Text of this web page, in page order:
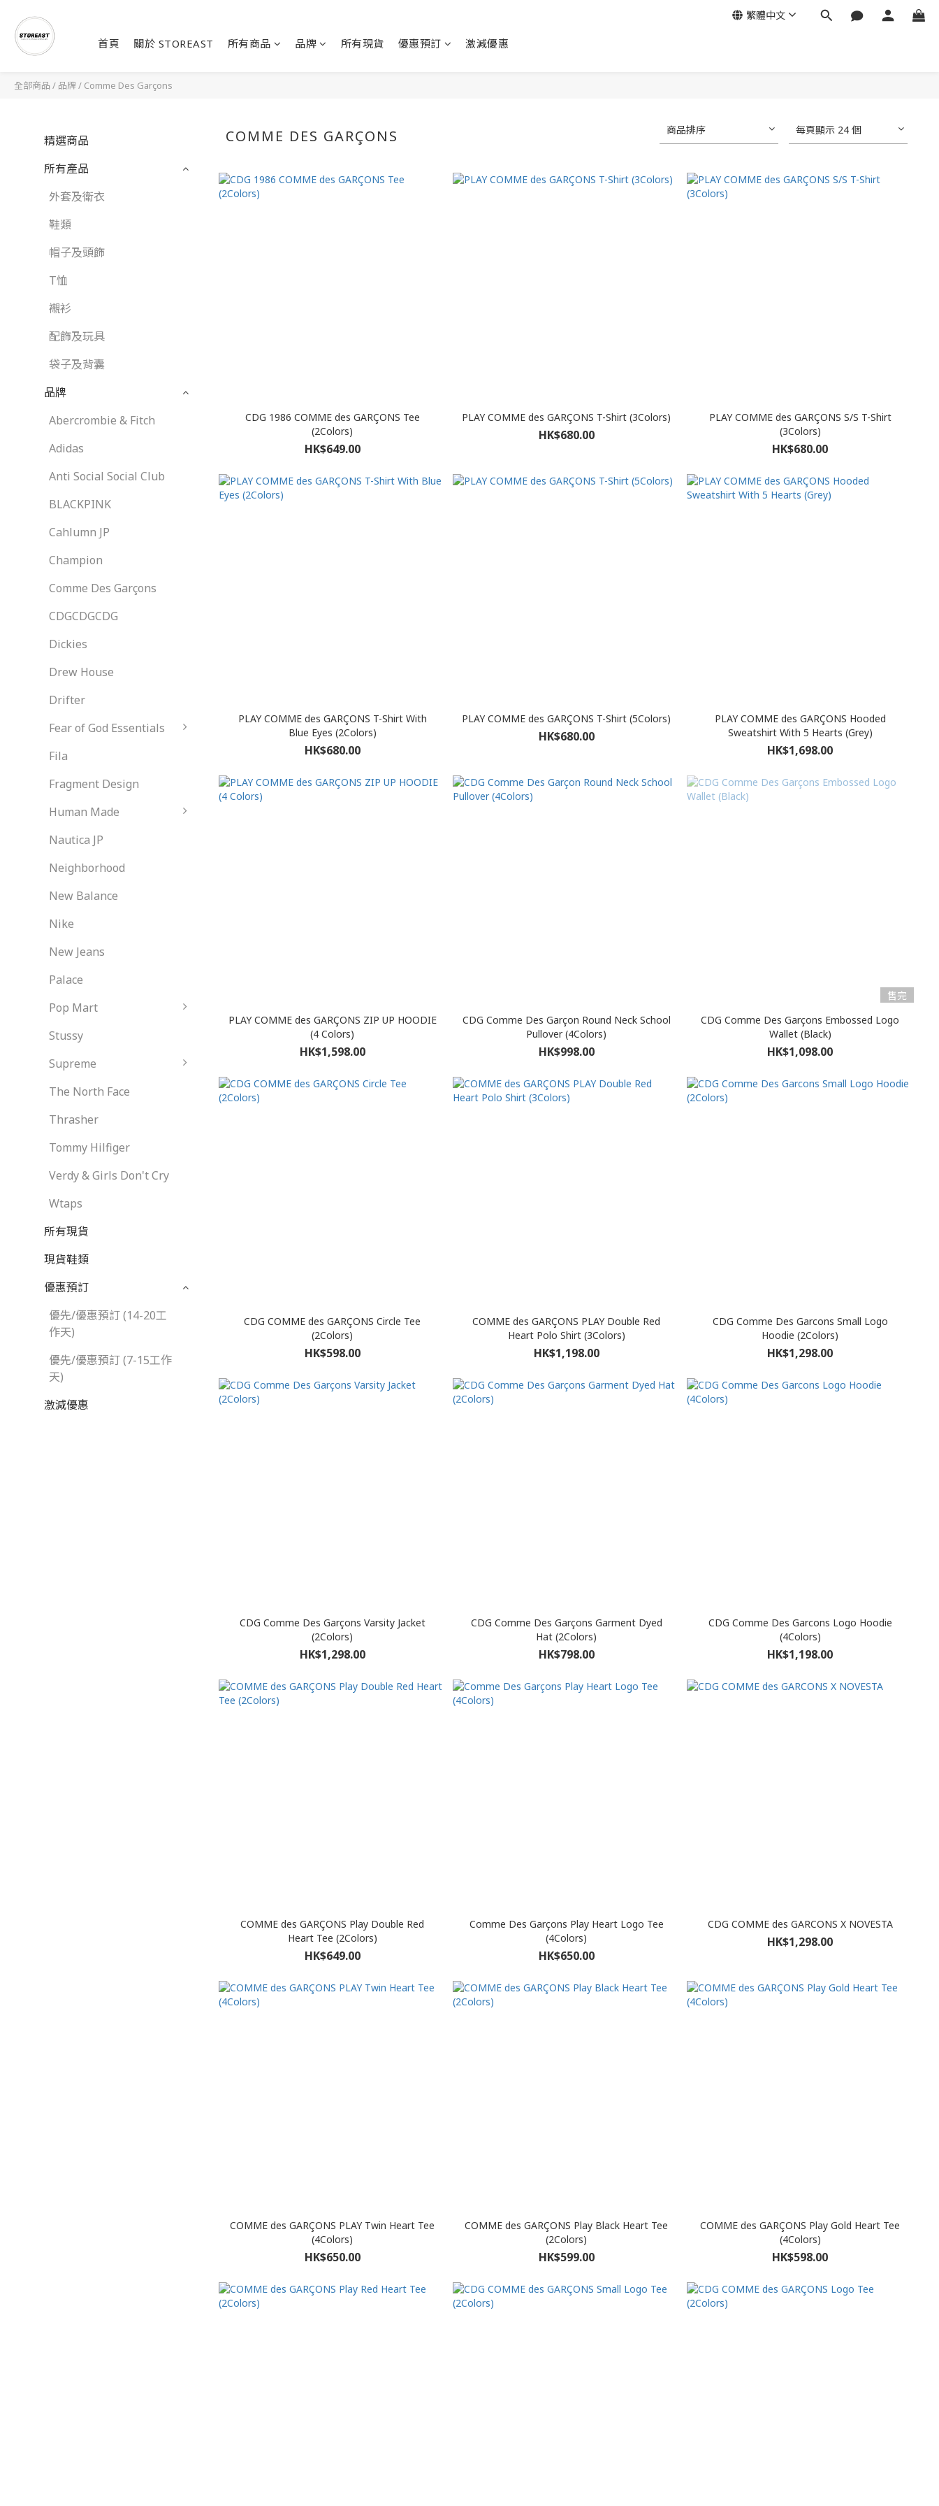
首頁 關於 STOREAST 所有商品 品牌 所有現貨 優惠預訂 激減優惠
繁體中文
全部商品 / 品牌/ Comme Des Garçons
精選商品
所有產品
外套及衛衣
鞋類
帽子及頭飾
T恤
襯衫
配飾及玩具
袋子及背囊
品牌
Abercrombie & Fitch
Adidas
Anti Social Social Club
BLACKPINK
Cahlumn JP
Champion
Comme Des Garçons
CDGCDGCDG
Dickies
Drew House
Drifter
Fear of God Essentials
Fila
Fragment Design
Human Made
Nautica JP
Neighborhood
New Balance
Nike
New Jeans
Palace
Pop Mart
Stussy
Supreme
The North Face
Thrasher
Tommy Hilfiger
Verdy & Girls Don't Cry
Wtaps
所有現貨
現貨鞋類
優惠預訂
優先/優惠預訂 (14-20工
作天)
優先/優惠預訂 (7-15工作
天)
激減優惠
COMME DES GARÇONS 商品排序 每頁顯示 24 個
CDG 1986 COMME des GARÇONS Tee
(2Colors)
HK$649.00
PLAY COMME des GARÇONS T-Shirt (3Colors)
HK$680.00
PLAY COMME des GARÇONS S/S T-Shirt
(3Colors)
HK$680.00
PLAY COMME des GARÇONS T-Shirt With
Blue Eyes (2Colors)
HK$680.00
PLAY COMME des GARÇONS T-Shirt (5Colors)
HK$680.00
PLAY COMME des GARÇONS Hooded
Sweatshirt With 5 Hearts (Grey)
HK$1,698.00
PLAY COMME des GARÇONS ZIP UP HOODIE
(4 Colors)
HK$1,598.00
CDG Comme Des Garçon Round Neck School
Pullover (4Colors)
HK$998.00
售完
CDG Comme Des Garçons Embossed Logo
Wallet (Black)
HK$1,098.00
CDG COMME des GARÇONS Circle Tee
(2Colors)
HK$598.00
COMME des GARÇONS PLAY Double Red
Heart Polo Shirt (3Colors)
HK$1,198.00
CDG Comme Des Garcons Small Logo
Hoodie (2Colors)
HK$1,298.00
CDG Comme Des Garçons Varsity Jacket
(2Colors)
HK$1,298.00
CDG Comme Des Garçons Garment Dyed
Hat (2Colors)
HK$798.00
CDG Comme Des Garcons Logo Hoodie
(4Colors)
HK$1,198.00
COMME des GARÇONS Play Double Red
Heart Tee (2Colors)
HK$649.00
Comme Des Garçons Play Heart Logo Tee
(4Colors)
HK$650.00
CDG COMME des GARCONS X NOVESTA
HK$1,298.00
COMME des GARÇONS PLAY Twin Heart Tee
(4Colors)
HK$650.00
COMME des GARÇONS Play Black Heart Tee
(2Colors)
HK$599.00
COMME des GARÇONS Play Gold Heart Tee
(4Colors)
HK$598.00